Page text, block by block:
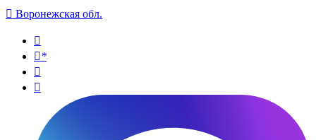
 Воронежская обл.

*

